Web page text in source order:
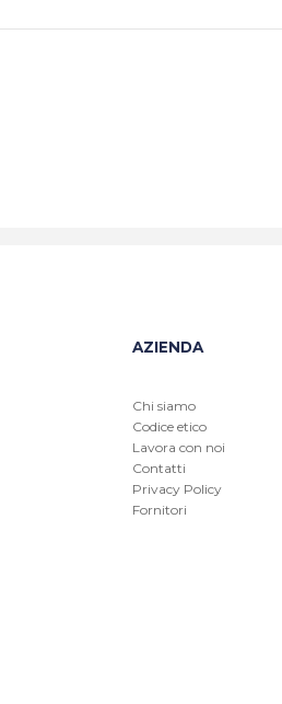
AZIENDA
Chi siamo
Codice etico
Lavora con noi
Contatti
Privacy Policy
Fornitori